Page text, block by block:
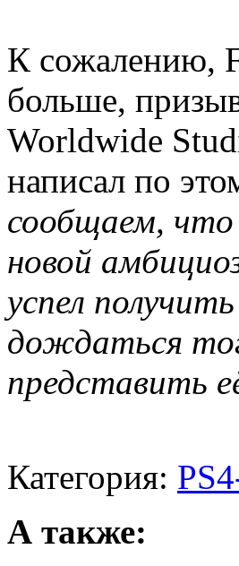
К сожалению,
больше,
Worldwide
написал по
сообщаем,
новой
успел
дождаться
представить
Категория:
А также: